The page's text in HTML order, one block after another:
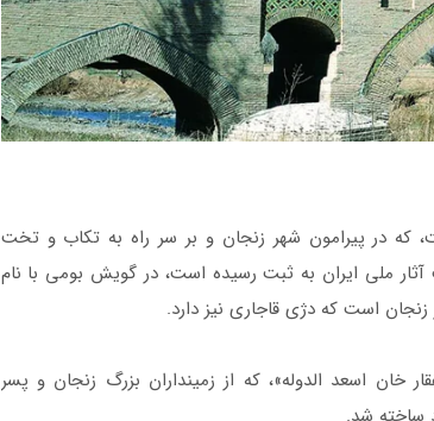
که در پیرامون شهر زنجان و بر سر راه به تکاب و تخت
ملی ایران به ثبت رسیده است، در گویش بومی با نام
است که دژی قاجاری نیز دارد.
پل سردار در سال 1294 خورشیدی به فرمان «سردار ذوالفقار خان اسعد الدوله»، که از زمین‎داران بزرگ زنجان و پسر